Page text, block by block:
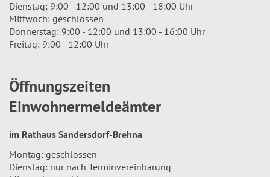
Dienstag: 9:00 - 12:00 und 13:00 - 18:00 Uhr
Mittwoch: geschlossen
Donnerstag: 9:00 - 12:00 und 13:00 - 16:00 Uhr
Freitag: 9:00 - 12:00 Uhr
Öffnungszeiten
Einwohnermeldeämter
im Rathaus Sandersdorf-Brehna
Montag: geschlossen
Dienstag: nur nach Terminvereinbarung